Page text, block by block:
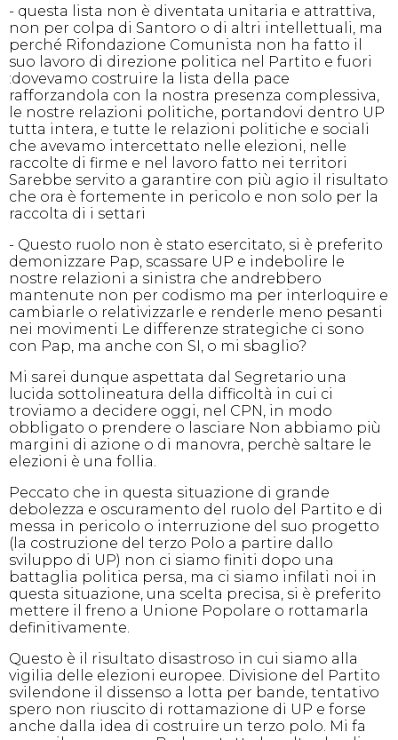
- questa lista non è diventata unitaria e attrattiva,
non per colpa di Santoro o di altri intellettuali, ma
perché Rifondazione Comunista non ha fatto il
suo lavoro di direzione politica nel Partito e fuori
:dovevamo costruire la lista della pace
rafforzandola con la nostra presenza complessiva,
le nostre relazioni politiche, portandovi dentro UP
tutta intera, e tutte le relazioni politiche e sociali
che avevamo intercettato nelle elezioni, nelle
raccolte di firme e nel lavoro fatto nei territori
Sarebbe servito a garantire con più agio il risultato
che ora è fortemente in pericolo e non solo per la
raccolta di i settari
- Questo ruolo non è stato esercitato, si è preferito
demonizzare Pap, scassare UP e indebolire le
nostre relazioni a sinistra che andrebbero
mantenute non per codismo ma per interloquire e
cambiarle o relativizzarle e renderle meno pesanti
nei movimenti Le differenze strategiche ci sono
con Pap, ma anche con SI, o mi sbaglio?
Mi sarei dunque aspettata dal Segretario una
lucida sottolineatura della difficoltà in cui ci
troviamo a decidere oggi, nel CPN, in modo
obbligato o prendere o lasciare Non abbiamo più
margini di azione o di manovra, perchè saltare le
elezioni è una follia.
Peccato che in questa situazione di grande
debolezza e oscuramento del ruolo del Partito e di
messa in pericolo o interruzione del suo progetto
(la costruzione del terzo Polo a partire dallo
sviluppo di UP) non ci siamo finiti dopo una
battaglia politica persa, ma ci siamo infilati noi in
questa situazione, una scelta precisa, si è preferito
mettere il freno a Unione Popolare o rottamarla
definitivamente.
Questo è il risultato disastroso in cui siamo alla
vigilia delle elezioni europee. Divisione del Partito
svilendone il dissenso a lotta per bande, tentativo
spero non riuscito di rottamazione di UP e forse
anche dalla idea di costruire un terzo polo. Mi fa